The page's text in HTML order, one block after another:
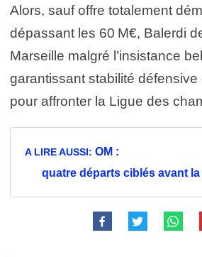
Alors, sauf offre totalement
dépassant les 60 M€, Balerdi
Marseille malgré l’insistance
garantissant stabilité défensive
pour affronter la Ligue des
A LIRE AUSSI: OM :
quatre départs ciblés avant